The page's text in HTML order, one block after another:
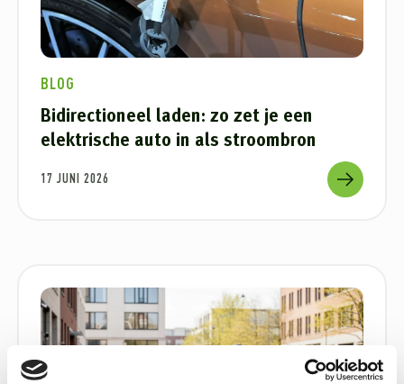
BLOG
Bidirectioneel laden: zo zet je een
elektrische auto in als stroombron
17 JUNI 2026